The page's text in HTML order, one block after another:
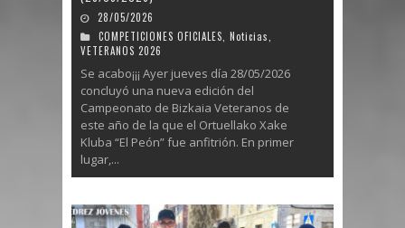
28/05/2026
COMPETICIONES OFICIALES Noticias
VETERANOS 2026
Se acabo¡¡¡ Ayer jueves día 28/05/2026
concluyó una nueva edición del
Campeonato de Bizkaia Veteranos de
este año de la que el Ortuellako Xake
Kluba “El Peón” fue anfitrión. En primer
lugar,...